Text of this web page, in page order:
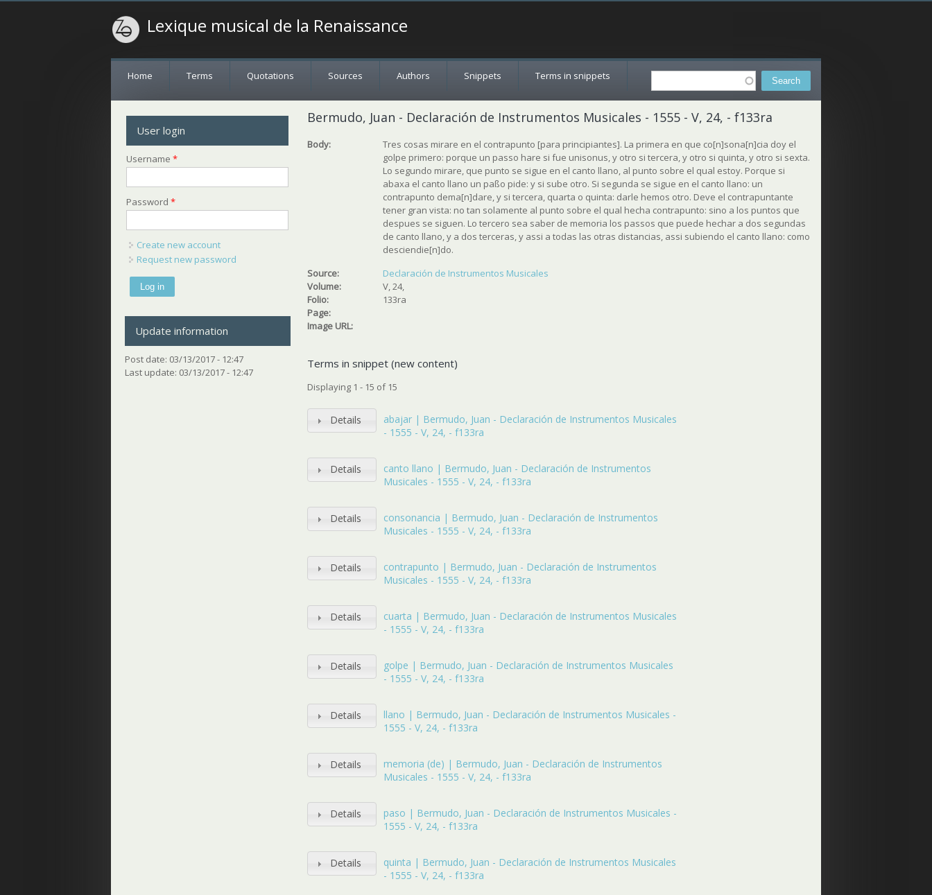
Lexique musical de la Renaissance
Search
Home Terms Quotations Sources Authors Snippets Terms in snippets
Bermudo, Juan - Declaración de Instrumentos Musicales - 1555 - V, 24, - f133ra
Body:
Tres cosas mirare en el contrapunto [para principiantes]. La primera en que co[n]sona[n]cia doy el
golpe primero: porque un passo hare si fue unisonus, y otro si tercera, y otro si quinta, y otro si sexta.
Lo segundo mirare, que punto se sigue en el canto llano, al punto sobre el qual estoy. Porque si
abaxa el canto llano un paßo pide: y si sube otro. Si segunda se sigue en el canto llano: un
contrapunto dema[n]dare, y si tercera, quarta o quinta: darle hemos otro. Deve el contrapuntante
tener gran vista: no tan solamente al punto sobre el qual hecha contrapunto: sino a los puntos que
despues se siguen. Lo tercero sea saber de memoria los passos que puede hechar a dos segundas
de canto llano, y a dos terceras, y assi a todas las otras distancias, assi subiendo el canto llano: como
desciendie[n]do.
Source:
Declaración de Instrumentos Musicales
Volume:
V, 24,
Folio:
133ra
Page:
Image URL:
Terms in snippet (new content)
Displaying 1 - 15 of 15
Details
abajar | Bermudo, Juan - Declaración de Instrumentos Musicales
- 1555 - V, 24, - f133ra
Details
canto llano | Bermudo, Juan - Declaración de Instrumentos
Musicales - 1555 - V, 24, - f133ra
Details
consonancia | Bermudo, Juan - Declaración de Instrumentos
Musicales - 1555 - V, 24, - f133ra
Details
contrapunto | Bermudo, Juan - Declaración de Instrumentos
Musicales - 1555 - V, 24, - f133ra
Details
cuarta | Bermudo, Juan - Declaración de Instrumentos Musicales
- 1555 - V, 24, - f133ra
Details
golpe | Bermudo, Juan - Declaración de Instrumentos Musicales
- 1555 - V, 24, - f133ra
Details
llano | Bermudo, Juan - Declaración de Instrumentos Musicales -
1555 - V, 24, - f133ra
Details
memoria (de) | Bermudo, Juan - Declaración de Instrumentos
Musicales - 1555 - V, 24, - f133ra
Details
paso | Bermudo, Juan - Declaración de Instrumentos Musicales -
1555 - V, 24, - f133ra
Details
quinta | Bermudo, Juan - Declaración de Instrumentos Musicales
- 1555 - V, 24, - f133ra
User login
Username*
Password*
Create new account
Request new password
Update information
Post date: 03/13/2017 - 12:47
Last update: 03/13/2017 - 12:47